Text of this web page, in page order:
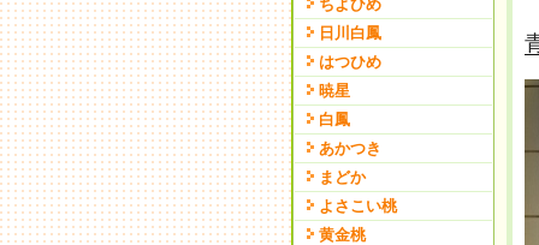
ちよひめ
日川白鳳
はつひめ
暁星
白鳳
あかつき
まどか
よさこい桃
黄金桃